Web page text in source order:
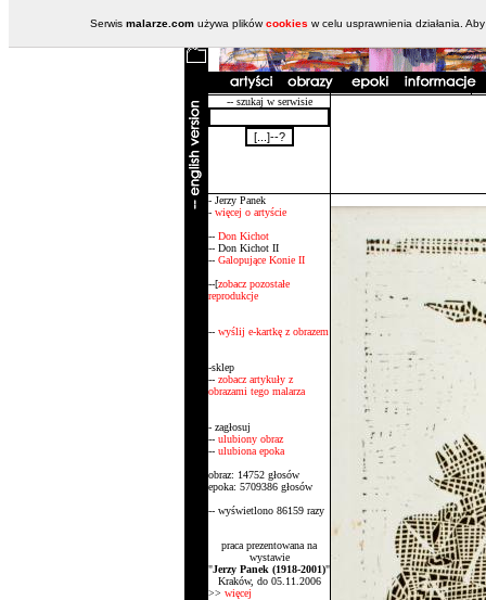
-- szukaj w serwisie
- Jerzy Panek
- więcej o artyście
-- Don Kichot
-- Don Kichot II
-- Galopujące Konie II
--[zobacz pozostałe
reprodukcje
-- wyślij e-kartkę z obrazem
-sklep
-- zobacz artykuły z
obrazami tego malarza
- zagłosuj
-- ulubiony obraz
-- ulubiona epoka
obraz: 14752 głosów
epoka: 5709386 głosów
-- wyświetlono 86159 razy
praca prezentowana na
wystawie
"Jerzy Panek (1918-2001)"
Kraków, do 05.11.2006
>> więcej
Serwis malarze.com używa plikówcookies w celu usprawnienia działania.